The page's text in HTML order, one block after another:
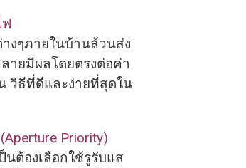
ฟ
งๆภายในบ้านล้วนส่ง
ายมีผลโดยตรงต่อค่า
วิธีที่ดีและง่ายที่สุดใน
Priority)​
ต้องเลือกใช้รูรับแส